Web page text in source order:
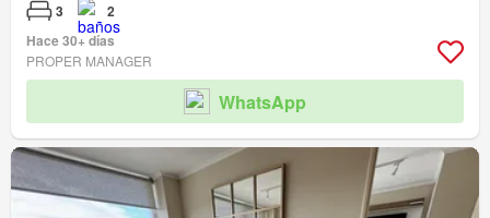
3
2
Hace 30+ días
PROPER MANAGER
WhatsApp